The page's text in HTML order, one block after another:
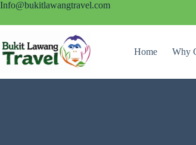
Info@bukitlawangtravel.com
Home Why